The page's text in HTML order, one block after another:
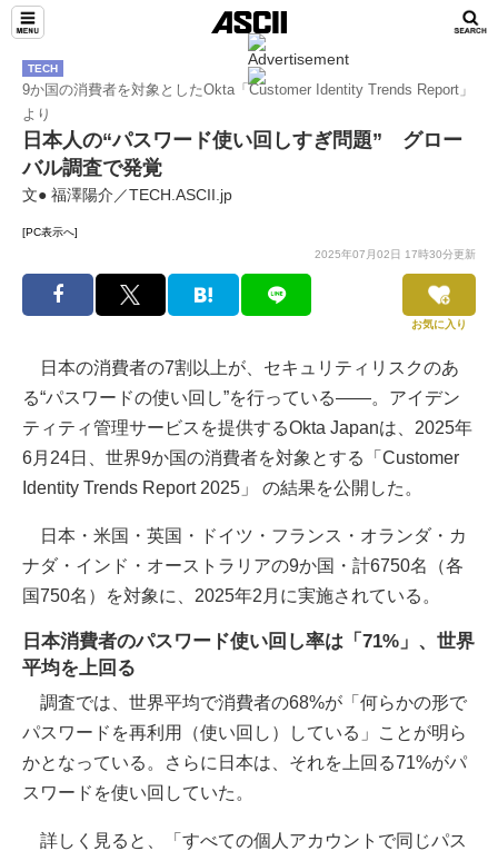
TECH
9か国の消費者を対象としたOkta「Customer Identity Trends Report」
より
日本人の“パスワード使い回しすぎ問題” グロー
バル調査で発覚
文● 福澤陽介／TECH.ASCII.jp
[PC表示へ]
2025年07月02日 17時30分更新
お気に入り
日本の消費者の7割以上が、セキュリティリスクのあ
る“パスワードの使い回し”を行っている――。アイデン
ティティ管理サービスを提供するOkta Japanは、2025年
6月24日、世界9か国の消費者を対象とする「Customer
Identity Trends Report 2025」 の結果を公開した。
日本・米国・英国・ドイツ・フランス・オランダ・カ
ナダ・インド・オーストラリアの9か国・計6750名（各
国750名）を対象に、2025年2月に実施されている。
日本消費者のパスワード使い回し率は「71%」、世界
平均を上回る
調査では、世界平均で消費者の68%が「何らかの形で
パスワードを再利用（使い回し）している」ことが明ら
かとなっている。さらに日本は、それを上回る71%がパ
スワードを使い回していた。
詳しく見ると、「すべての個人アカウントで同じパス